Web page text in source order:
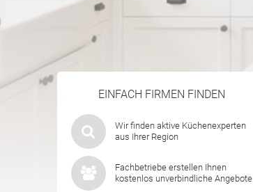
EINFACH FIRMEN FINDEN
Wir finden aktive Küchenexperten
aus Ihrer Region
Fachbetriebe erstellen Ihnen
kostenlos unverbindliche Angebote